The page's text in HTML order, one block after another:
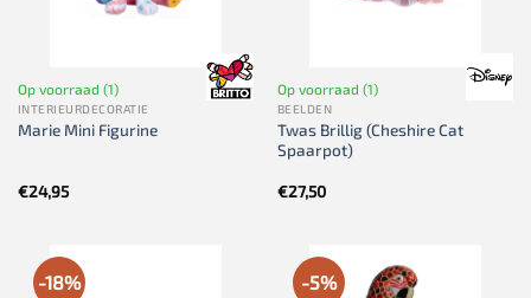
Op voorraad (1)
INTERIEURDECORATIE
Marie Mini Figurine
€24,95
Op voorraad (1)
BEELDEN
Twas Brillig (Cheshire Cat
Spaarpot)
€27,50
-18% -5%